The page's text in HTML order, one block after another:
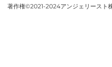
著作権©2021-2024アンジェリースト